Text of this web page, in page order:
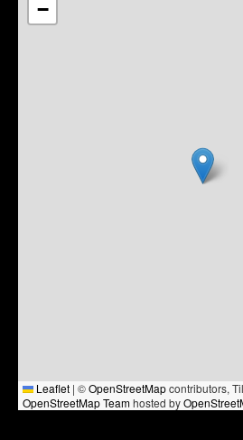
−
Leaflet | ©OpenStreetMapcontributors,
OpenStreetMap Teamhosted by